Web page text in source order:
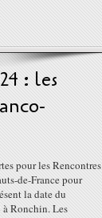
: les
pour les Rencontres
de-France pour
la date du
Ronchin. Les